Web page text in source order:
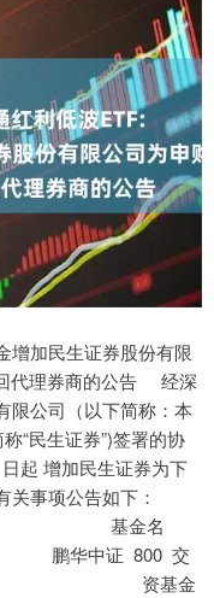
增加民生证券股份有限
的公告 经深
限公司（以下简称：本
“民生证券”)签署的协
起 增加民生证券为下
关事项公告如下：
码 基金名
证 800 交
投 资基金